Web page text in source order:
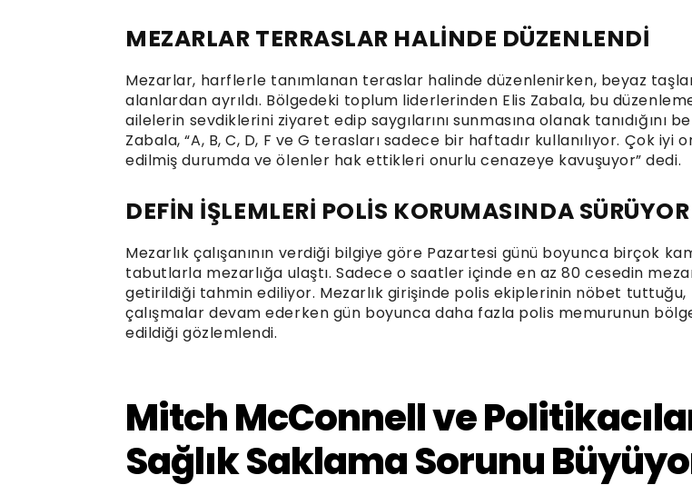
MEZARLAR TERRASLAR HALİNDE DÜZENLENDİ
Mezarlar, harflerle tanımlanan teraslar halinde düzenlenirken, beyaz
alanlardan ayrıldı. Bölgedeki toplum liderlerinden Elis Zabala, bu
ailelerin sevdiklerini ziyaret edip saygılarını sunmasına olanak tanıdığını
Zabala, “A, B, C, D, F ve G terasları sadece bir haftadır kullanılıyor. Çok iyi
edilmiş durumda ve ölenler hak ettikleri onurlu cenazeye kavuşuyor” dedi.
DEFİN İŞLEMLERİ POLİS KORUMASINDA SÜRÜYOR
Mezarlık çalışanının verdiği bilgiye göre Pazartesi günü boyunca birçok
tabutlarla mezarlığa ulaştı. Sadece o saatler içinde en az 80 cesedin
getirildiği tahmin ediliyor. Mezarlık girişinde polis ekiplerinin nöbet tuttuğu,
çalışmalar devam ederken gün boyunca daha fazla polis memurunun
edildiği gözlemlendi.